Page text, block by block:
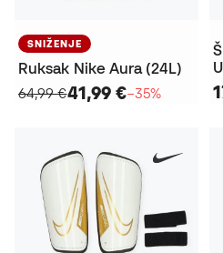
SNIŽENJE
Ruksak Nike Aura (24L)
64,99 €41,99 €−35%